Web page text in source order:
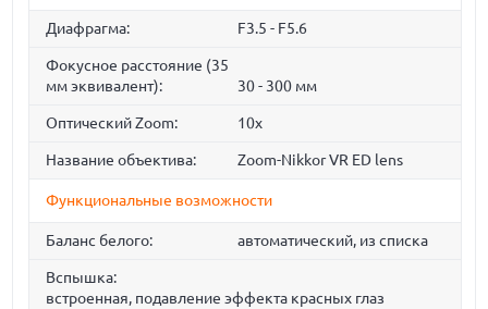
Диафрагма: F3.5 - F5.6
Фокусное расстояние (35
мм эквивалент):
30 - 300 мм
Оптический Zoom: 10x
Название объектива: Zoom-Nikkor VR ED lens
Функциональные возможности
Баланс белого: автоматический, из списка
Вспышка:
встроенная, подавление эффекта красных глаз